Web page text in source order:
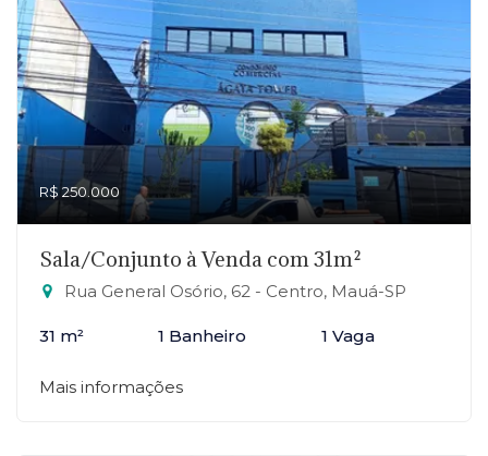
R$ 250.000
Sala/Conjunto à Venda com 31m²
Rua General Osório, 62 - Centro, Mauá-SP
31 m² 1 Banheiro 1 Vaga
Mais informações